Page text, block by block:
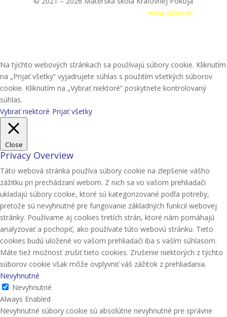
www.zolna.sk
Na týchto webových stránkach sa používajú súbory cookie. Kliknutím
na „Prijať všetky“ vyjadrujete súhlas s použitím všetkých súborov
cookie. Kliknutím na „Vybrať niektoré“ poskytnete kontrolovaný
súhlas.
Vybrať niektoré Prijať všetky
Close
Privacy Overview
Táto webová stránka používa súbory cookie na zlepšenie vášho
zážitku pri prechádzaní webom. Z nich sa vo vašom prehliadači
ukladajú súbory cookie, ktoré sú kategorizované podľa potreby,
pretože sú nevyhnutné pre fungovanie základných funkcií webovej
stránky. Používame aj cookies tretích strán, ktoré nám pomáhajú
analyzovať a pochopiť, ako používate túto webovú stránku. Tieto
cookies budú uložené vo vašom prehliadači iba s vaším súhlasom.
Máte tiež možnosť zrušiť tieto cookies. Zrušenie niektorých z týchto
súborov cookie však môže ovplyvniť váš zážitok z prehliadania.
Nevyhnutné
Nevyhnutné
Always Enabled
Nevyhnutné súbory cookie sú absolútne nevyhnutné pre správne